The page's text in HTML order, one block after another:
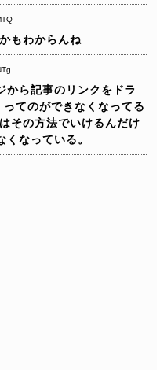
もわからんね
から記事のリンクをドラ
てのができなくなってる
その方法でいけるんだけ
なっている。